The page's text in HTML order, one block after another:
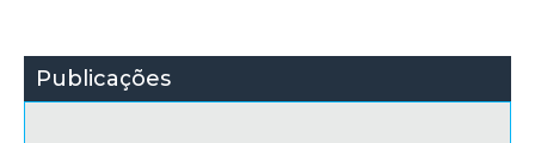
Publicações